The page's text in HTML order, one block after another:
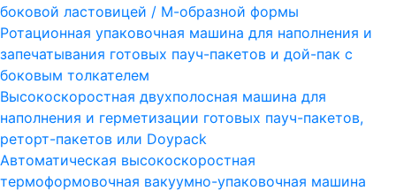
боковой ластовицей / М-образной формы
Ротационная упаковочная машина для наполнения и
запечатывания готовых пауч-пакетов и дой-пак с
боковым толкателем
Высокоскоростная двухполосная машина для
наполнения и герметизации готовых пауч-пакетов,
реторт-пакетов или Doypack
Автоматическая высокоскоростная
термоформовочная вакуумно-упаковочная машина